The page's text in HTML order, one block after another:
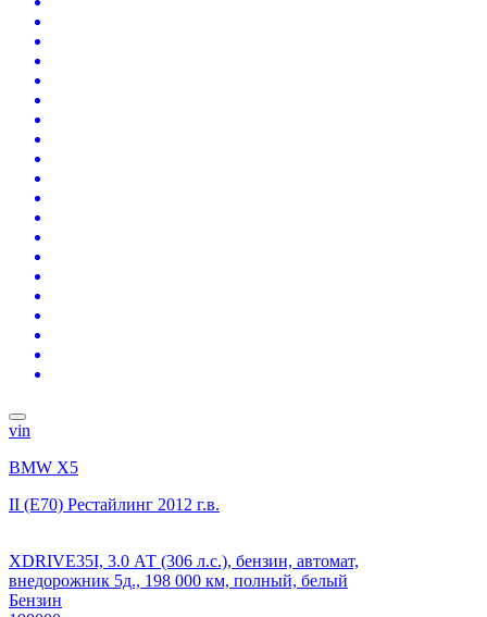
vin
BMW X5
II (E70) Рестайлинг 2012 г.в.
XDRIVE35I, 3.0 АТ (306 л.с.), бензин, автомат,
внедорожник 5д., 198 000 км, полный, белый
Бензин